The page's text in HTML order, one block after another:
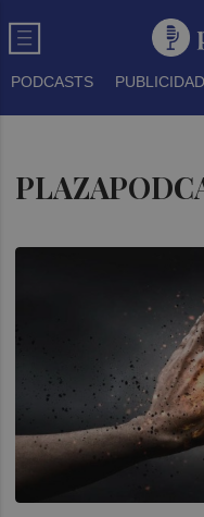
PODCASTS PUBLICIDAD